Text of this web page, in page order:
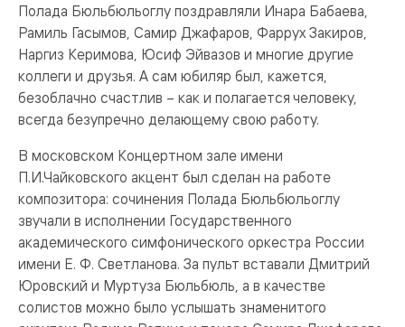
Полада Бюльбюльоглу поздравляли Инара Бабаева,
Рамиль Гасымов, Самир Джафаров, Фаррух Закиров,
Наргиз Керимова, Юсиф Эйвазов и многие другие
коллеги и друзья. А сам юбиляр был, кажется,
безоблачно счастлив – как и полагается человеку,
всегда безупречно делающему свою работу.
В московском Концертном зале имени
П.И.Чайковского акцент был сделан на работе
композитора: сочинения Полада Бюльбюльоглу
звучали в исполнении Государственного
академического симфонического оркестра России
имени Е. Ф. Светланова. За пульт вставали Дмитрий
Юровский и Муртуза Бюльбюль, а в качестве
солистов можно было услышать знаменитого